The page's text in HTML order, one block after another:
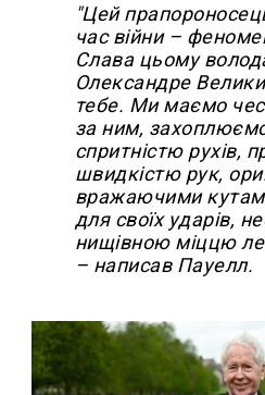
"Цей
час війни –
Слава цьому
Олександре
тебе. Ми маємо
за ним,
спритністю рухів,
швидкістю рук,
вражаючими
для своїх ударів,
нищівною міццю
– написав Пауелл.